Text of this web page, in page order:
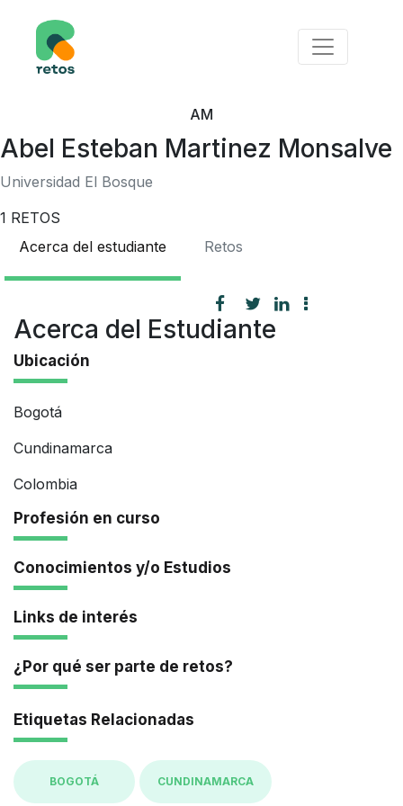
AM
Abel Esteban Martinez Monsalve
Universidad El Bosque
1 RETOS
Acerca del estudiante
Retos
Acerca del Estudiante
Ubicación
Bogotá
Cundinamarca
Colombia
Profesión en curso
Conocimientos y/o Estudios
Links de interés
¿Por qué ser parte de retos?
Etiquetas Relacionadas
BOGOTÁ CUNDINAMARCA